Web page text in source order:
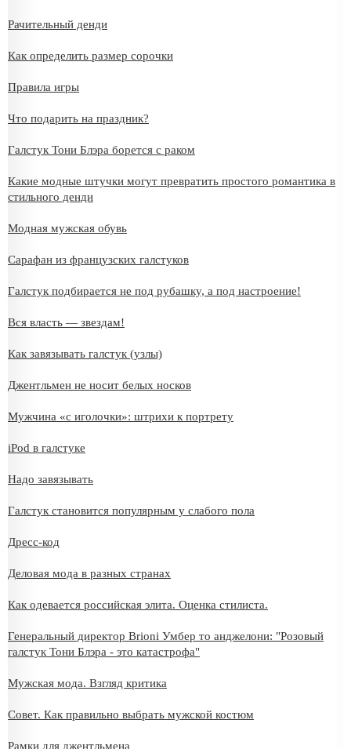
Рачительный денди
Как определить размер сорочки
Правила игры
Что подарить на праздник?
Галстук Тони Блэра борется с раком
Какие модные штучки могут превратить простого романтика в
стильного денди
Модная мужская обувь
Сарафан из французских галстуков
Галстук подбирается не под рубашку, а под настроение!
Вся власть — звездам!
Как завязывать галстук (узлы)
Джентльмен не носит белых носков
Мужчина «с иголочки»: штрихи к портрету
iPod в галстуке
Надо завязывать
Галстук становится популярным у слабого пола
Дресс-код
Деловая мода в разных странах
Как одевается российская элита. Оценка стилиста.
Генеральный директор Brioni Умбер то анджелони: "Розовый
галстук Тони Блэра - это катастрофа"
Мужская мода. Взгляд критика
Совет. Как правильно выбрать мужской костюм
Рамки для джентльмена